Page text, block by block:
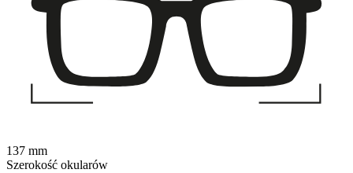
137 mm
Szerokość okularów